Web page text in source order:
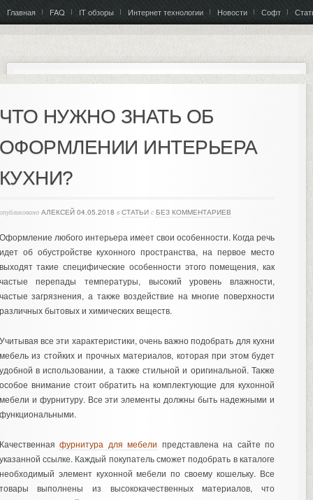
Главная FAQ IT обзоры Интернет технологии Новости Софт
НУЖНО ЗНАТЬ ОБ
ИНТЕРЬЕРА
АЛЕКСЕЙ 04.05.2018 в СТАТЬИ с БЕЗ КОММЕНТАРИЕВ
любого интерьера имеет свои особенности. Когда речь
об обустройстве кухонного пространства, на первое место
такие специфические особенности этого помещения, как
перепады температуры, высокий уровень влажности,
загрязнения, а также воздействие на многие поверхности
бытовых и химических веществ.
все эти характеристики, очень важно подобрать для кухни
из стойких и прочных материалов, которая при этом будет
в использовании, а также стильной и оригинальной. Также
внимание стоит обратить на комплектующие для кухонной
и фурнитуру. Все эти элементы должны быть надежными и
фурнитура для мебели представлена на сайте по
ссылке. Каждый покупатель сможет подобрать в каталоге
элемент кухонной мебели по своему кошельку. Все
выполнены из высококачественных материалов, что